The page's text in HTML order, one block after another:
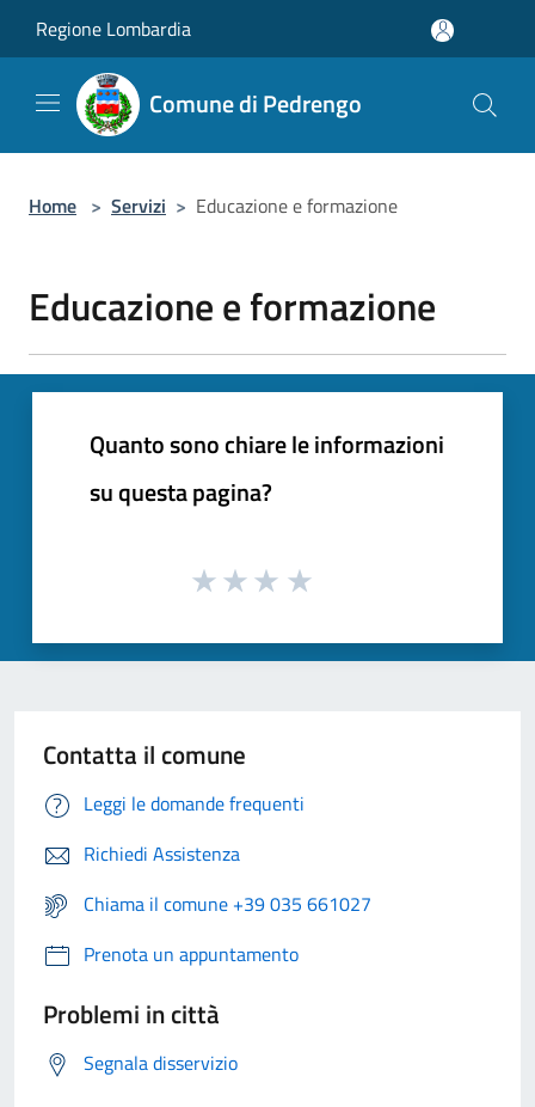
Regione Lombardia
Comune di Pedrengo
Home > Servizi > Educazione e formazione
Educazione e formazione
Quanto sono chiare le informazioni
su questa pagina?
Contatta il comune
Leggi le domande frequenti
Richiedi Assistenza
Chiama il comune +39 035 661027
Prenota un appuntamento
Problemi in città
Segnala disservizio